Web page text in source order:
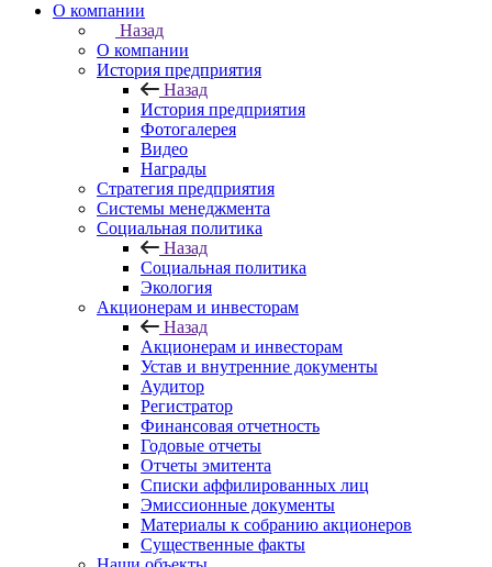
О компании
Назад
О компании
История предприятия
Назад
История предприятия
Фотогалерея
Видео
Награды
Стратегия предприятия
Системы менеджмента
Социальная политика
Назад
Социальная политика
Экология
Акционерам и инвесторам
Назад
Акционерам и инвесторам
Устав и внутренние документы
Аудитор
Регистратор
Финансовая отчетность
Годовые отчеты
Отчеты эмитента
Списки аффилированных лиц
Эмиссионные документы
Материалы к собранию акционеров
Существенные факты